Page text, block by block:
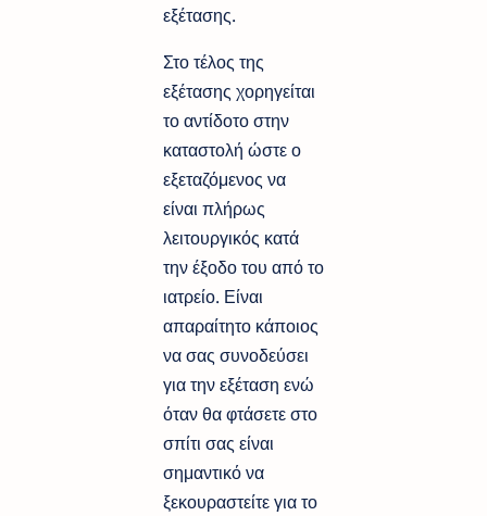
εξέτασης.
Στο τέλος της
εξέτασης χορηγείται
το αντίδοτο στην
καταστολή ώστε ο
εξεταζόμενος να
είναι πλήρως
λειτουργικός κατά
την έξοδο του από το
ιατρείο. Είναι
απαραίτητο κάποιος
να σας συνοδεύσει
για την εξέταση ενώ
όταν θα φτάσετε στο
σπίτι σας είναι
σημαντικό να
ξεκουραστείτε για το